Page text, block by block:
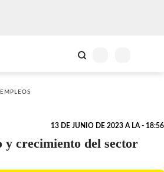
13 DE JUNIO DE 2023 A LA - 18:56
y crecimiento del sector